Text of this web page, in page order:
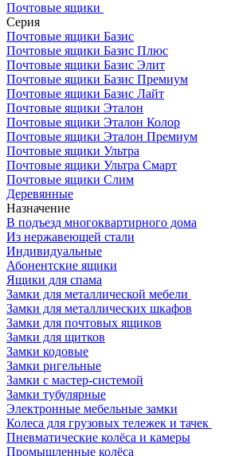
Почтовые ящики
Серия
Почтовые ящики Базис
Почтовые ящики Базис Плюс
Почтовые ящики Базис Элит
Почтовые ящики Базис Премиум
Почтовые ящики Базис Лайт
Почтовые ящики Эталон
Почтовые ящики Эталон Колор
Почтовые ящики Эталон Премиум
Почтовые ящики Ультра
Почтовые ящики Ультра Смарт
Почтовые ящики Слим
Деревянные
Назначение
В подъезд многоквартирного дома
Из нержавеющей стали
Индивидуальные
Абонентские ящики
Ящики для спама
Замки для металлической мебели
Замки для металлических шкафов
Замки для почтовых ящиков
Замки для щитков
Замки кодовые
Замки ригельные
Замки с мастер-системой
Замки тубулярные
Электронные мебельные замки
Колеса для грузовых тележек и тачек
Пневматические колёса и камеры
Промышленные колёса